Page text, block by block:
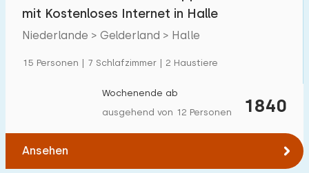
mit Kostenloses Internet in Halle
Niederlande > Gelderland > Halle
15 Personen | 7 Schlafzimmer | 2 Haustiere
1840
Wochenende ab
ausgehend von 12 Personen
Ansehen